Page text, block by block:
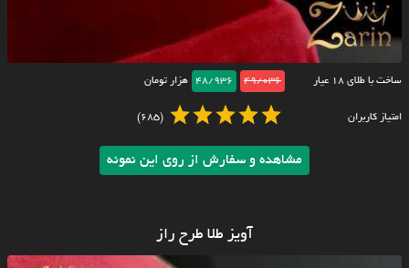
ساخت با طلای ۱۸ عیار 49/036
48/936 هزار تومان
امتیاز کاربران (685)
مشاهده و سفارش از روی این نمونه
آویز طلا طرح راز